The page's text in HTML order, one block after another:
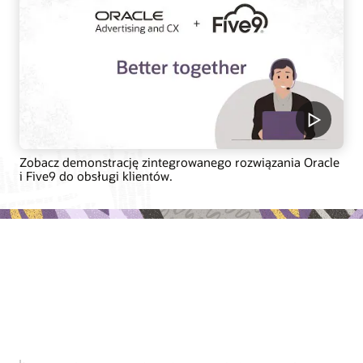
Zobacz demonstrację zintegrowanego rozwiązania Oracle
i Five9 do obsługi klientów.